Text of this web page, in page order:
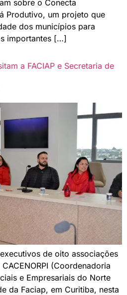
sobre o Conecta
Produtivo, um projeto que
dos municípios para
importantes […]
a FACIAP e Secretaria de
de oito associações
(Coordenadoria
e Empresariais do Norte
da Faciap, em Curitiba, nesta